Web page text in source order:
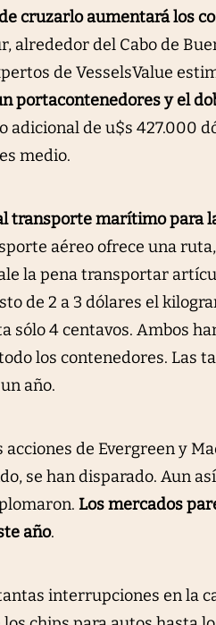
cruzarlo aumentará los
alrededor del Cabo de
de VesselsValue
portacontenedores y el
adicional de u$s 427.000
medio.
transporte marítimo para
aéreo ofrece una
la pena transportar
de 2 a 3 dólares el
sólo 4 centavos. Ambos
los contenedores. Las
año.
acciones de Evergreen y
se han disparado. Aun
Los mercados
año.
interrupciones en la